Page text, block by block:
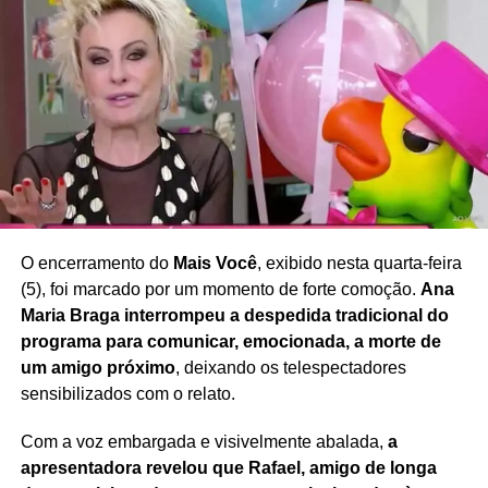
necessidade de ampliar o debate sobre imagem
corporal, saúde e bem-estar, defendendo uma
sociedade que valorize a diversidade e reduza a pressão
estética sobre mulheres de diferentes idades e perfis.
Redação Saiba+
O encerramento do Mais Você, exibido nesta quarta-feira
(5), foi marcado por um momento de forte comoção. Ana
Maria Braga interrompeu a despedida tradicional do
programa para comunicar, emocionada, a morte de
um amigo próximo, deixando os telespectadores
sensibilizados com o relato.
Com a voz embargada e visivelmente abalada, a
apresentadora revelou que Rafael, amigo de longa